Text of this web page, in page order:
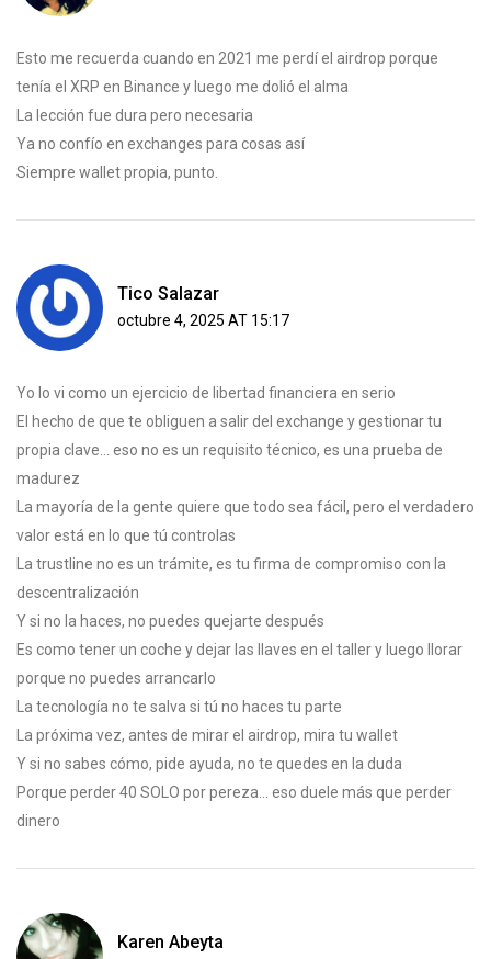
Esto me recuerda cuando en 2021 me perdí el airdrop porque
tenía el XRP en Binance y luego me dolió el alma
La lección fue dura pero necesaria
Ya no confío en exchanges para cosas así
Siempre wallet propia, punto.
Tico Salazar
octubre 4, 2025 AT 15:17
Yo lo vi como un ejercicio de libertad financiera en serio
El hecho de que te obliguen a salir del exchange y gestionar tu
propia clave... eso no es un requisito técnico, es una prueba de
madurez
La mayoría de la gente quiere que todo sea fácil, pero el verdadero
valor está en lo que tú controlas
La trustline no es un trámite, es tu firma de compromiso con la
descentralización
Y si no la haces, no puedes quejarte después
Es como tener un coche y dejar las llaves en el taller y luego llorar
porque no puedes arrancarlo
La tecnología no te salva si tú no haces tu parte
La próxima vez, antes de mirar el airdrop, mira tu wallet
Y si no sabes cómo, pide ayuda, no te quedes en la duda
Porque perder 40 SOLO por pereza... eso duele más que perder
dinero
Karen Abeyta